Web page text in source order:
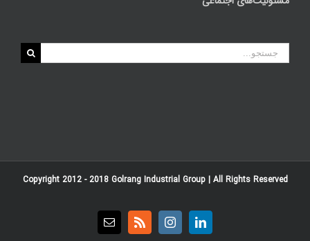
جستجو
برای:
Copyright 2012 - 2018 Golrang Industrial Group| All Rights Reserved
LinkedIn
Instagram
Rss
Email